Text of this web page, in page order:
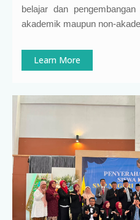
belajar dan
akademik maupun non-
Learn More